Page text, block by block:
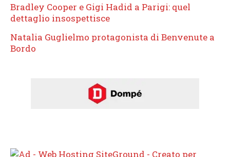
Bradley Cooper e Gigi Hadid a Parigi: quel
dettaglio insospettisce
Natalia Guglielmo protagonista di Benvenute a
Bordo